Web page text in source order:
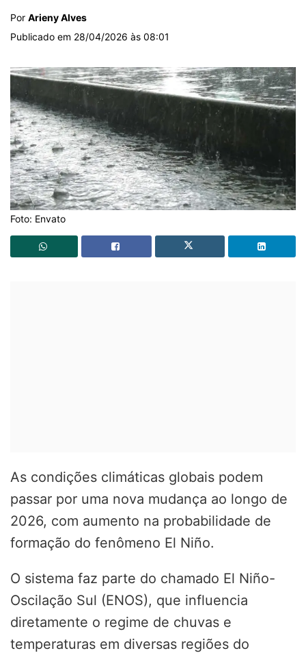
Por Arieny Alves
Publicado em 28/04/2026 às 08:01
Foto: Envato
As condições climáticas globais podem
passar por uma nova mudança ao longo de
2026, com aumento na probabilidade de
formação do fenômeno El Niño.
O sistema faz parte do chamado El Niño-
Oscilação Sul (ENOS), que influencia
diretamente o regime de chuvas e
temperaturas em diversas regiões do